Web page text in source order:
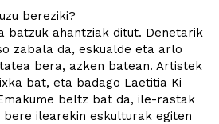
bereziki?
batzuk ahantziak ditut. Denetarik
zabala da, eskualde eta arlo
bera, azken batean. Artistek
bat, eta badago Laetitia Ki
beltz bat da, ile-rastak
ilearekin eskulturak egiten